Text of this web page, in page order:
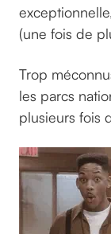
(une fois de
Trop
les parcs
plusieurs fois